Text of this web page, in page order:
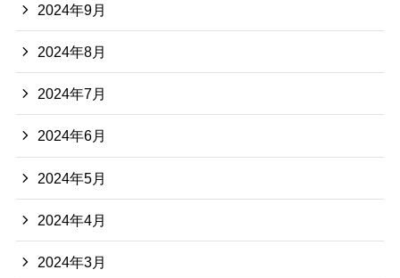
2024年9月
2024年8月
2024年7月
2024年6月
2024年5月
2024年4月
2024年3月